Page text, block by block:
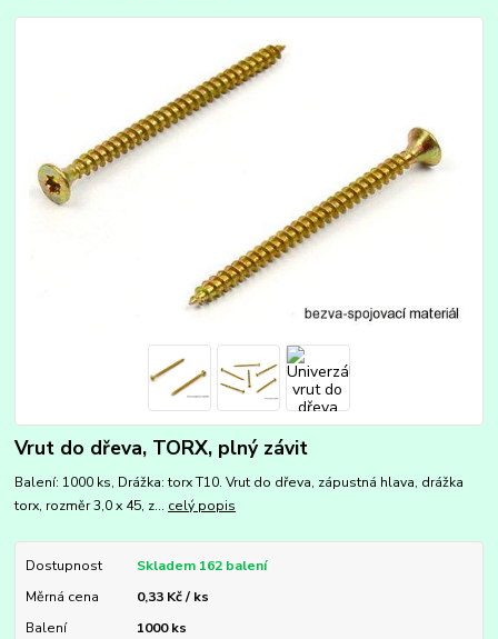
Vrut do dřeva, TORX, plný závit
Balení: 1000 ks, Drážka: torx T10. Vrut do dřeva, zápustná hlava, drážka
torx, rozměr 3,0 x 45, z... celý popis
Dostupnost
Skladem 162 balení
Měrná cena
0,33 Kč / ks
Balení
1000 ks